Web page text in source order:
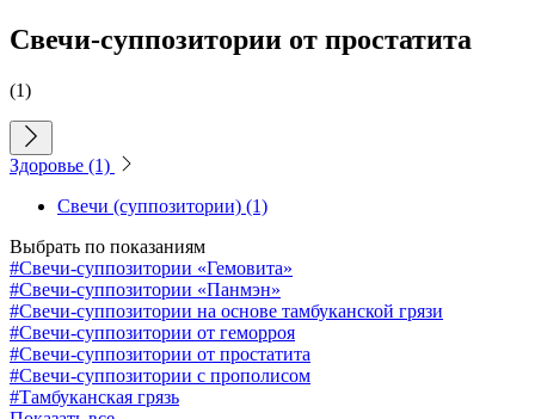
Свечи-суппозитории от простатита
(1)
Здоровье (1)
Свечи (суппозитории) (1)
Выбрать по показаниям
#Свечи-суппозитории «Гемовита»
#Свечи-суппозитории «Панмэн»
#Свечи-суппозитории на основе тамбуканской грязи
#Свечи-суппозитории от геморроя
#Свечи-суппозитории от простатита
#Свечи-суппозитории с прополисом
#Тамбуканская грязь